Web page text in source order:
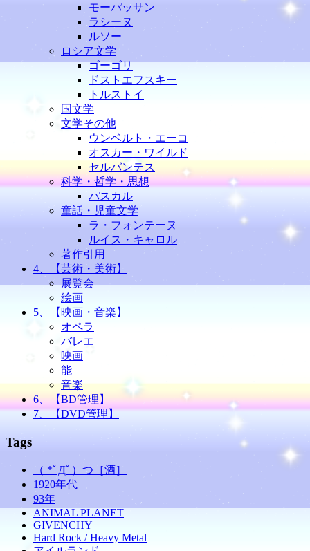
モーパッサン
ラシーヌ
ルソー
ロシア文学
ゴーゴリ
ドストエフスキー
トルストイ
国文学
文学その他
ウンベルト・エーコ
オスカー・ワイルド
セルバンテス
科学・哲学・思想
パスカル
童話・児童文学
ラ・フォンテーヌ
ルイス・キャロル
著作引用
4、【芸術・美術】
展覧会
絵画
5、【映画・音楽】
オペラ
バレエ
映画
能
音楽
6、【BD管理】
7、【DVD管理】
Tags
（ *ﾟДﾟ）つ［酒］
1920年代
93年
ANIMAL PLANET
GIVENCHY
Hard Rock / Heavy Metal